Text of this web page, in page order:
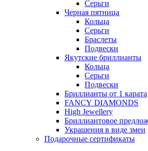
Серьги
Черная пятница
Кольца
Серьги
Браслеты
Подвески
Якутские бриллианты
Кольца
Серьги
Подвески
Бриллианты от 1 карата
FANCY DIAMONDS
High Jewellery
Бриллиантовое
Украшения в виде змеи
Подарочные сертификаты